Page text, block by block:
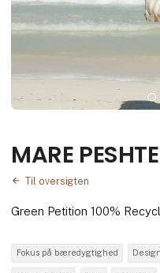
MARE
Til oversigten
Green Petition 100%
Fokus på bæredygtighed Design